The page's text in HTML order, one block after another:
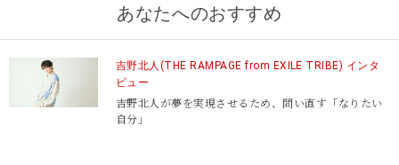
あなたへのおすすめ
吉野北人(THE RAMPAGE from EXILE TRIBE) インタ
ビュー
吉野北人が夢を実現させるため、問い直す「なりたい
自分」